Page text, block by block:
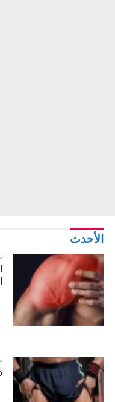
الأحدث
5